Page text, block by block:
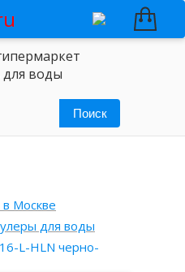
воды
Москве
для воды
L-HLN черно-